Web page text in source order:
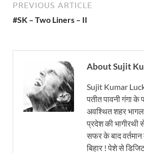
PREVIOUS ARTICLE
#SK – Two Liners – II
About Sujit
Sujit Kumar
पतीत पावनी गंगा के
अवश्थित शहर
प्रदेश की
सफर के बाद वर्तमान
बिहार ! पेशे से